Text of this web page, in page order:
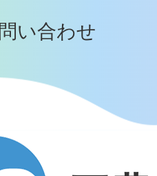
い合わせ